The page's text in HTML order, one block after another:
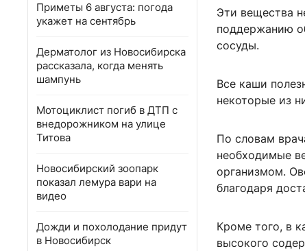
Приметы 6 августа: погода
укажет на сентябрь
Дерматолог из Новосибирска
рассказала, когда менять
шампунь
Мотоциклист погиб в ДТП с
внедорожником на улице
Титова
Новосибирский зоопарк
показал лемура вари на
видео
Дожди и похолодание придут
в Новосибирск
Эти вещества
поддержанию
сосуды.
Все каши
некоторые из
По словам
необходимые
организмом.
благодаря
Кроме того, в
высокого